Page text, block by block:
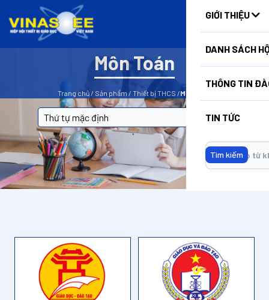
HUẤN
GIỚI THIỆU
DANH SÁCH
THÔNG TIN
TIN TỨC
Tìm kiếm
Môn Toán
Trang chủ/ Sản phẩm / Thiết bị THCS /Môn Toán
BỘ LỌC
Không có dữ liệu